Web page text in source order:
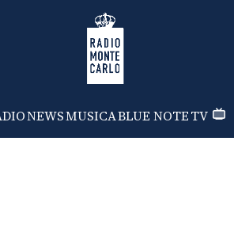
Radio Monte Carlo
NEWSMUSICABLUE NOTETV